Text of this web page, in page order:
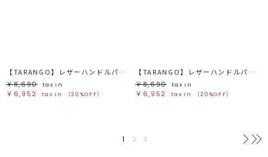
【TARANGO】レザーハンドルパームバッグ
￥8,690
tax in
￥6,952 tax in （20%OFF）
【TARANGO】レザーハンドルパームバッグ
￥8,690
tax in
￥6,952 tax in （20%OFF）
1 2 3 次へ